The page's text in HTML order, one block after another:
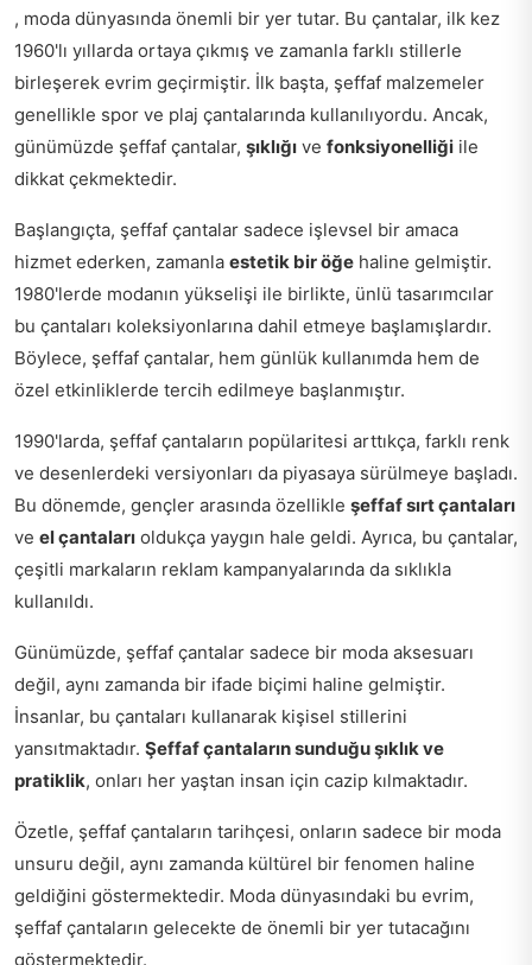
, moda dünyasında önemli bir yer tutar. Bu çantalar, ilk kez
1960'lı yıllarda ortaya çıkmış ve zamanla farklı stillerle
birleşerek evrim geçirmiştir. İlk başta, şeffaf malzemeler
genellikle spor ve plaj çantalarında kullanılıyordu. Ancak,
günümüzde şeffaf çantalar, şıklığı ve fonksiyonelliği ile
dikkat çekmektedir.
Başlangıçta, şeffaf çantalar sadece işlevsel bir amaca
hizmet ederken, zamanla estetik bir öğe haline gelmiştir.
1980'lerde modanın yükselişi ile birlikte, ünlü tasarımcılar
bu çantaları koleksiyonlarına dahil etmeye başlamışlardır.
Böylece, şeffaf çantalar, hem günlük kullanımda hem de
özel etkinliklerde tercih edilmeye başlanmıştır.
1990'larda, şeffaf çantaların popülaritesi arttıkça, farklı renk
ve desenlerdeki versiyonları da piyasaya sürülmeye başladı.
Bu dönemde, gençler arasında özellikle şeffaf sırt çantaları
ve el çantaları oldukça yaygın hale geldi. Ayrıca, bu çantalar,
çeşitli markaların reklam kampanyalarında da sıklıkla
kullanıldı.
Günümüzde, şeffaf çantalar sadece bir moda aksesuarı
değil, aynı zamanda bir ifade biçimi haline gelmiştir.
İnsanlar, bu çantaları kullanarak kişisel stillerini
yansıtmaktadır. Şeffaf çantaların sunduğu şıklık ve
pratiklik, onları her yaştan insan için cazip kılmaktadır.
Özetle, şeffaf çantaların tarihçesi, onların sadece bir moda
unsuru değil, aynı zamanda kültürel bir fenomen haline
geldiğini göstermektedir. Moda dünyasındaki bu evrim,
şeffaf çantaların gelecekte de önemli bir yer tutacağını
göstermektedir.